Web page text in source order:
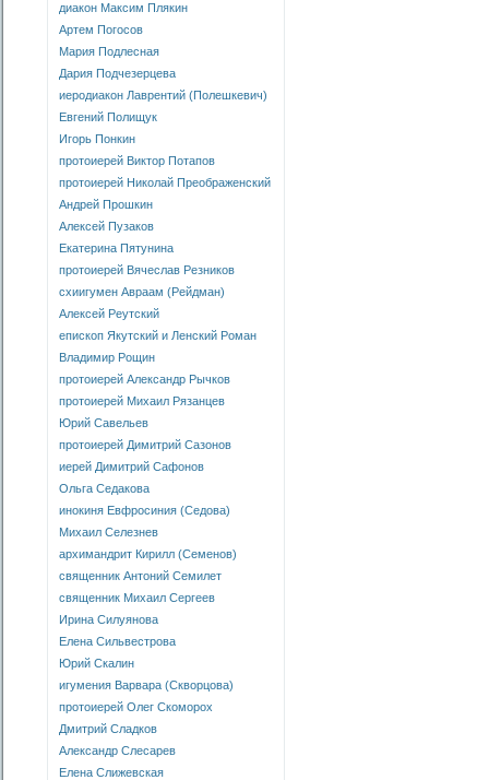
диакон Максим Плякин
Артем Погосов
Мария Подлесная
Дария Подчезерцева
иеродиакон Лаврентий (Полешкевич)
Евгений Полищук
Игорь Понкин
протоиерей Виктор Потапов
протоиерей Николай Преображенский
Андрей Прошкин
Алексей Пузаков
Екатерина Пятунина
протоиерей Вячеслав Резников
схиигумен Авраам (Рейдман)
Алексей Реутский
епископ Якутский и Ленский Роман
Владимир Рощин
протоиерей Александр Рычков
протоиерей Михаил Рязанцев
Юрий Савельев
протоиерей Димитрий Сазонов
иерей Димитрий Сафонов
Ольга Седакова
инокиня Евфросиния (Седова)
Михаил Селезнев
архимандрит Кирилл (Семенов)
священник Антоний Семилет
священник Михаил Сергеев
Ирина Силуянова
Елена Сильвестрова
Юрий Скалин
игумения Варвара (Скворцова)
протоиерей Олег Скоморох
Дмитрий Сладков
Александр Слесарев
Елена Слижевская